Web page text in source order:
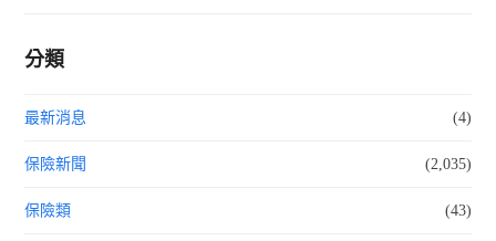
分類
最新消息 (4)
保險新聞 (2,035)
保險類 (43)